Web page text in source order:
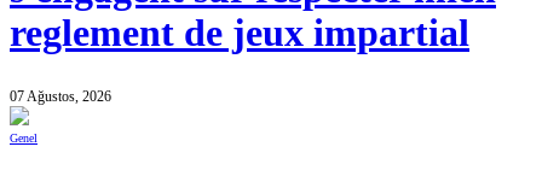
reglement de jeux impartial
07 Ağustos, 2026
Genel